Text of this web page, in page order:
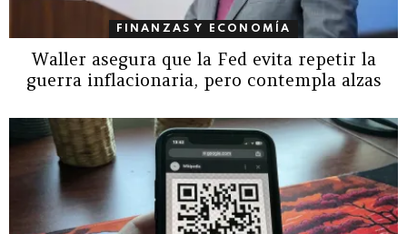
FINANZAS Y ECONOMÍA
Waller asegura que la Fed evita repetir la
guerra inflacionaria, pero contempla alzas